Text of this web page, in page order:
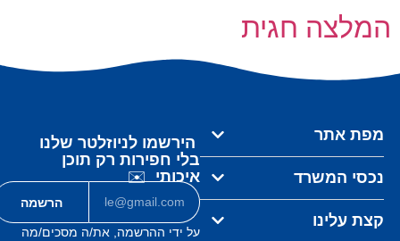
המלצה חגית
מפת אתר
נכסי המשרד
קצת עלינו
הירשמו לניוזלטר שלנו
בלי חפירות רק תוכן
איכותי
✉️
הרשמה
על ידי ההרשמה, את/ה מסכים/מה